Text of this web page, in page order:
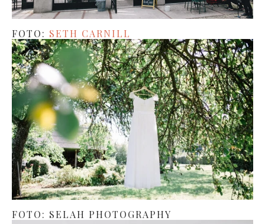
FOTO: SETH CARNILL
FOTO: SELAH PHOTOGRAPHY